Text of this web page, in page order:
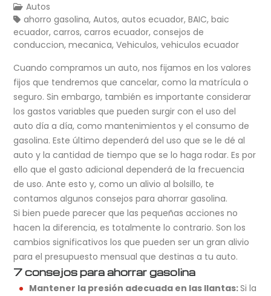
Autos
ahorro gasolina,Autos,autos ecuador,BAIC,baic
ecuador,carros,carros ecuador,consejos de
conduccion,mecanica,Vehiculos,vehiculos ecuador
Cuando compramos un auto, nos fijamos en los valores
fijos que tendremos que cancelar, como la matrícula o
seguro. Sin embargo, también es importante considerar
los gastos variables que pueden surgir con el uso del
auto día a día, como mantenimientos y el consumo de
gasolina. Este último dependerá del uso que se le dé al
auto y la cantidad de tiempo que se lo haga rodar. Es por
ello que el gasto adicional dependerá de la frecuencia
de uso. Ante esto y, como un alivio al bolsillo, te
contamos algunos consejos para ahorrar gasolina.
Si bien puede parecer que las pequeñas acciones no
hacen la diferencia, es totalmente lo contrario. Son los
cambios significativos los que pueden ser un gran alivio
para el presupuesto mensual que destinas a tu auto.
7 consejos para ahorrar gasolina
Mantener la presión adecuada en las llantas:Si la